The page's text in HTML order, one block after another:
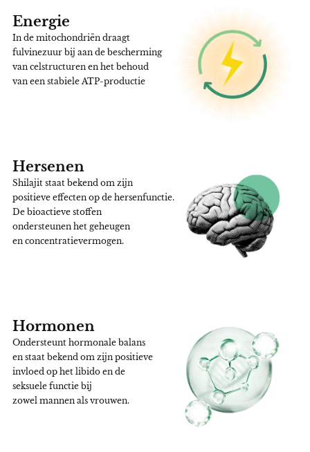
Energie
In de mitochondriën draagt
fulvinezuur bij aan de bescherming
van celstructuren en het behoud
van een stabiele ATP-productie
Hersenen
Shilajit staat bekend om zijn
positieve effecten op de hersenfunctie.
De bioactieve stoffen
ondersteunen het geheugen
en concentratievermogen.
Hormonen
Ondersteunt hormonale balans
en staat bekend om zijn positieve
invloed op het libido en de
seksuele functie bij
zowel mannen als vrouwen.